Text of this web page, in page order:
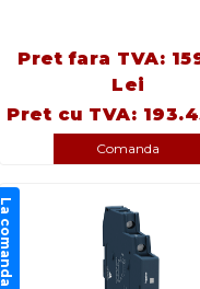
Pret fara TVA:
Lei
Pret cu TVA:
Comanda
La comanda